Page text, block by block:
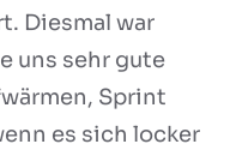
Diesmal war
uns sehr gute
Sprint
es sich locker